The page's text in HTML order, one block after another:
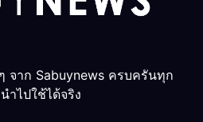
จาก Sabuynews ครบครันทุก
ำไปใช้ได้จริง